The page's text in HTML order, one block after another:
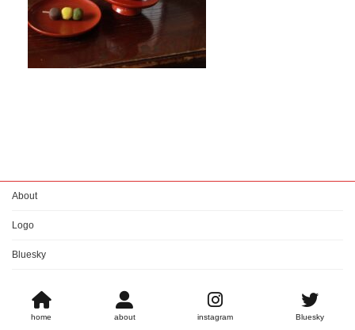
About
Logo
Bluesky
Copyright © ねこみみ隊長らしい。 All Rights Reserved.
home about instagram Bluesky